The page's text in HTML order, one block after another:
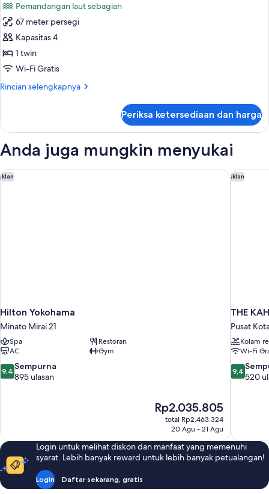
untuk
Suite,
1
Tempat
Tidur
Twin
(Japanese
Up
to
4
Pemandangan laut sebagian
67 meter persegi
Kapasitas 4
1 twin
Wi-Fi Gratis
Rincian selengkapnya
Rincian
Suite,
Tempat
Twin
(Japanese
Periksa ketersediaan dan harga
Anda juga mungkin menyukai
Iklan
Hilton Yokohama
Minato Mirai 21
Spa
Restoran
AC
Gym
9.4
dari
9,4 Sempurna
895 ulasan
Harga
sekarang
Rp2.035.805
Rp2.035.805
total Rp2.463.324
20 Agu - 21 Agu
Hilton Yokohama Iklan
THE
Pusat
Kolam
Wi-Fi
9.4
dari
9,4
520
THE
Login untuk melihat diskon dan manfaat yang memenuhi
syarat. Lebih banyak reward untuk lebih banyak petualangan!
Login Daftar sekarang, gratis